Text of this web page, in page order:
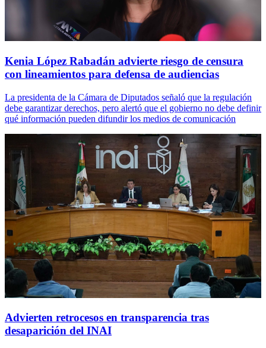
Kenia López Rabadán advierte riesgo de censura
con lineamientos para defensa de audiencias
La presidenta de la Cámara de Diputados señaló que la regulación
debe garantizar derechos, pero alertó que el gobierno no debe definir
qué información pueden difundir los medios de comunicación
Advierten retrocesos en transparencia tras
desaparición del INAI